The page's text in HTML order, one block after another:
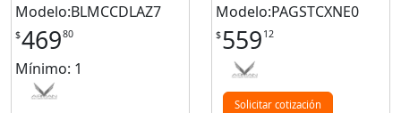
Modelo:BLMCCDLAZ7
$46980
Mínimo: 1
Modelo:PAGSTCXNE0
$559 12
Solicitar cotización